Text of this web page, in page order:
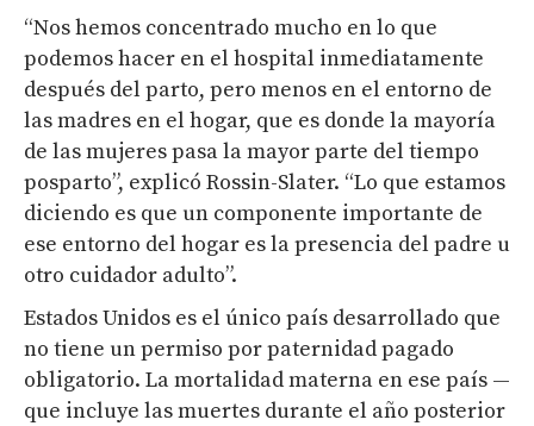
“Nos hemos concentrado mucho en lo que
podemos hacer en el hospital inmediatamente
después del parto, pero menos en el entorno de
las madres en el hogar, que es donde la mayoría
de las mujeres pasa la mayor parte del tiempo
posparto”, explicó Rossin-Slater. “Lo que estamos
diciendo es que un componente importante de
ese entorno del hogar es la presencia del padre u
otro cuidador adulto”.
Estados Unidos es el único país desarrollado que
no tiene un permiso por paternidad pagado
obligatorio. La mortalidad materna en ese país —
que incluye las muertes durante el año posterior